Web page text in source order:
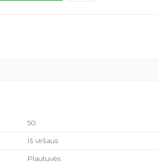
50
Iš viršaus
Plautuvės